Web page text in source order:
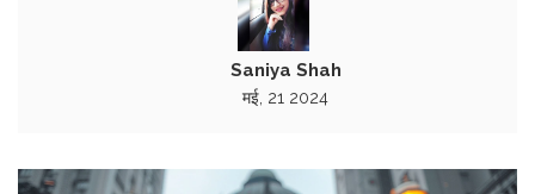
Saniya Shah
मई, 21 2024